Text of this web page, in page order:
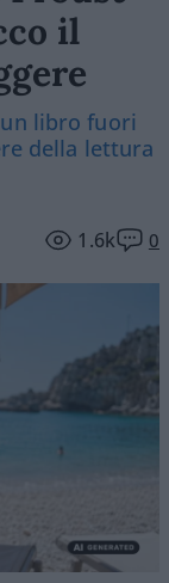
il
libro fuori
della lettura
1.6k 0